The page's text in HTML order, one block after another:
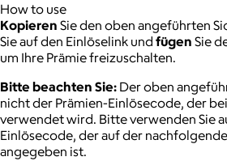
How to use
Kopieren Sie den oben angeführten
Sie auf den Einlöselink und fügen Sie
um Ihre Prämie freizuschalten.
Bitte beachten Sie: Der oben
nicht der Prämien-Einlösecode, der
verwendet wird. Bitte verwenden Sie
Einlösecode, der auf der
angegeben ist.